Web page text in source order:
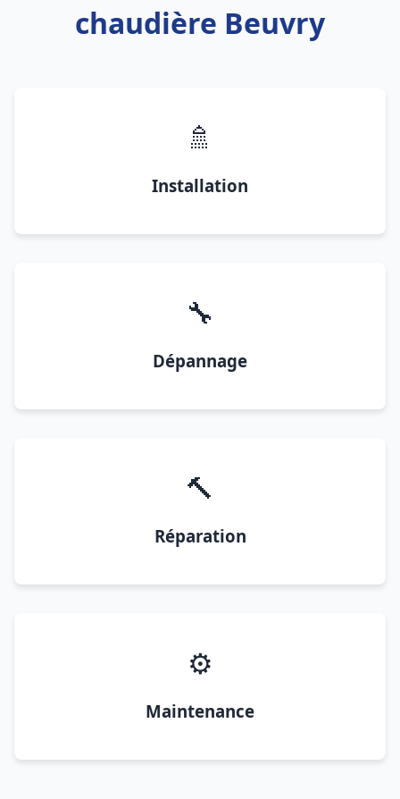
chaudière Beuvry
🚿
Installation
🔧
Dépannage
🔨
Réparation
⚙️
Maintenance